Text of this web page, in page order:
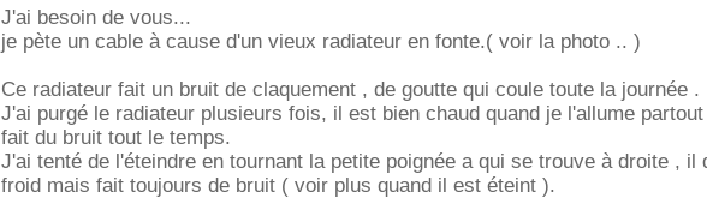
J'ai besoin de vous...
je pète un cable à cause d'un vieux radiateur en fonte.( voir la photo .. )
Ce radiateur fait un bruit de claquement , de goutte qui coule toute la journée .
J'ai purgé le radiateur plusieurs fois, il est bien chaud quand je l'allume
fait du bruit tout le temps.
J'ai tenté de l'éteindre en tournant la petite poignée a qui se trouve à droite , il
froid mais fait toujours de bruit ( voir plus quand il est éteint ).